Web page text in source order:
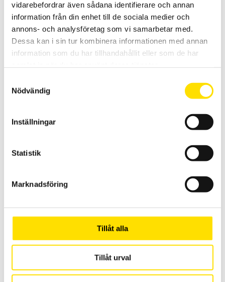
vidarebefordrar även sådana identifierare och annan
information från din enhet till de sociala medier och
annons- och analysföretag som vi samarbetar med.
Dessa kan i sin tur kombinera informationen med annan
information som du har tillhandahållit eller som de har
Nödvändig
Inställningar
Statistik
Marknadsföring
Tillåt alla
Tillåt urval
±500N, ±1kN, ±2kN, ±5k.]
4,300.00kr LÄS MER
Miniatyrlastcell KM10z från ME finns i 4 maxkapaciteter, [±25N,
2,800.00